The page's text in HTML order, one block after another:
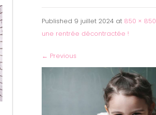
Published 9 juillet 2024 at 850 × 850
une rentrée décontractée !
← Previous